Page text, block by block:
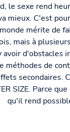
le sexe rend
mieux. C'est
mérite de
mais à
avoir d'obstacles
méthodes de
secondaires.
SIZE. Parce
qu'il rend